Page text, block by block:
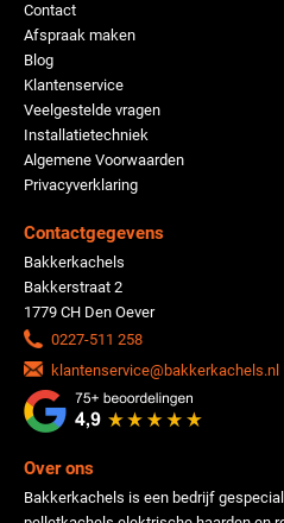
Contact
Afspraak maken
Blog
Klantenservice
Veelgestelde vragen
Installatietechniek
Algemene Voorwaarden
Privacyverklaring
Contactgegevens
Bakkerkachels
Bakkerstraat 2
1779 CH Den Oever
0227-511 258
klantenservice@bakkerkachels.nl
Over ons
Bakkerkachels is een bedrijf